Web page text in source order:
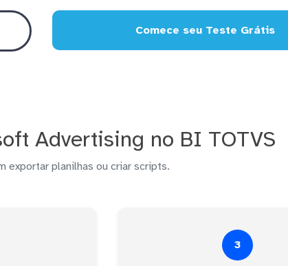
Comece seu Teste Grátis
Advertising no BI TOTVS
exportar planilhas ou criar scripts.
3